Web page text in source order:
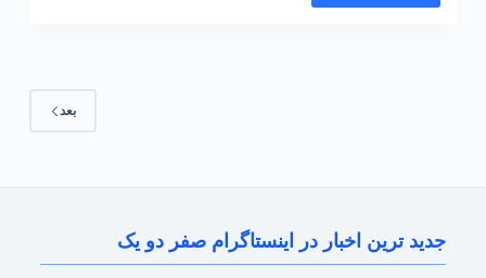
بعد
جدید ترین اخبار در اینستاگرام صفر دو یک